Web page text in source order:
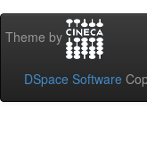
Theme by
DSpace Software